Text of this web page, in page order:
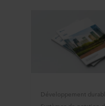
Développement durable